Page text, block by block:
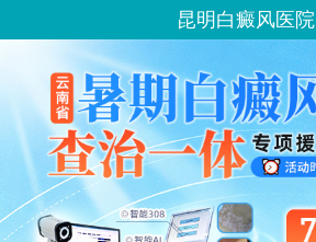
昆明白癜风医院